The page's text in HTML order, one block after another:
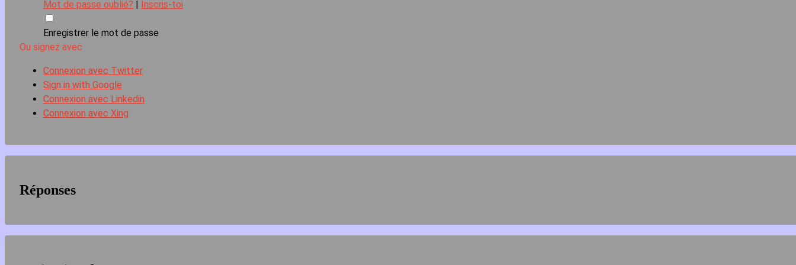
Mot de passe oublié? Inscris-toi
Enregistrer le mot de passe
Ou signez avec
Connexion avec Twitter
Sign in with Google
Connexion avec Linkedin
Connexion avec Xing
Réponses